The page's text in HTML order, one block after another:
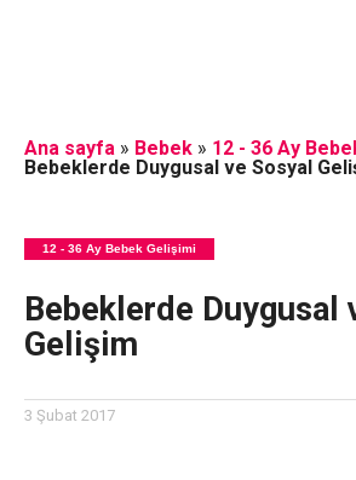
Ana sayfa» Bebek» 12 - 36 Ay
Bebeklerde Duygusal ve Sosyal
12 - 36 Ay Bebek Gelişimi
Bebeklerde Duygusal
Gelişim
3 Şubat 2017